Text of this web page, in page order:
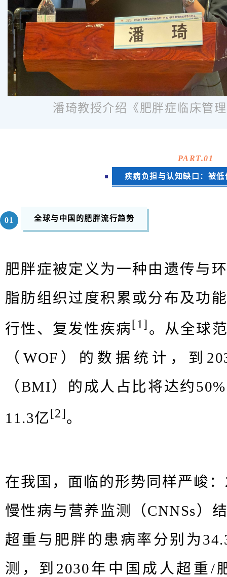
潘琦教授介绍《肥胖症临床管
PART.01
疾病负担与认知缺口：被
01 全球与中国的肥胖流行趋势
肥胖症被定义为一种由遗传与
脂肪组织过度积累或分布及功
行性、复发性疾病 [1] 。从全球
（WOF）的数据统计，到
（BMI）的成人占比将达约
11.3亿 [2]。
在我国，面临的形势同样严峻
慢性病与营养监测（CNNSs）
超重与肥胖的患病率分别为
测，到2030年中国成人超重/